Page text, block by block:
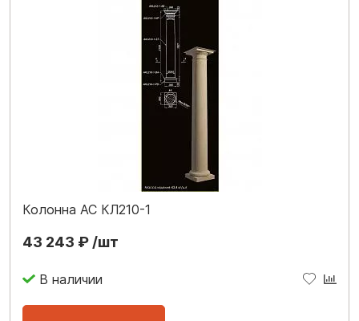
Колонна АС КЛ210-1
43 243 ₽ /шт